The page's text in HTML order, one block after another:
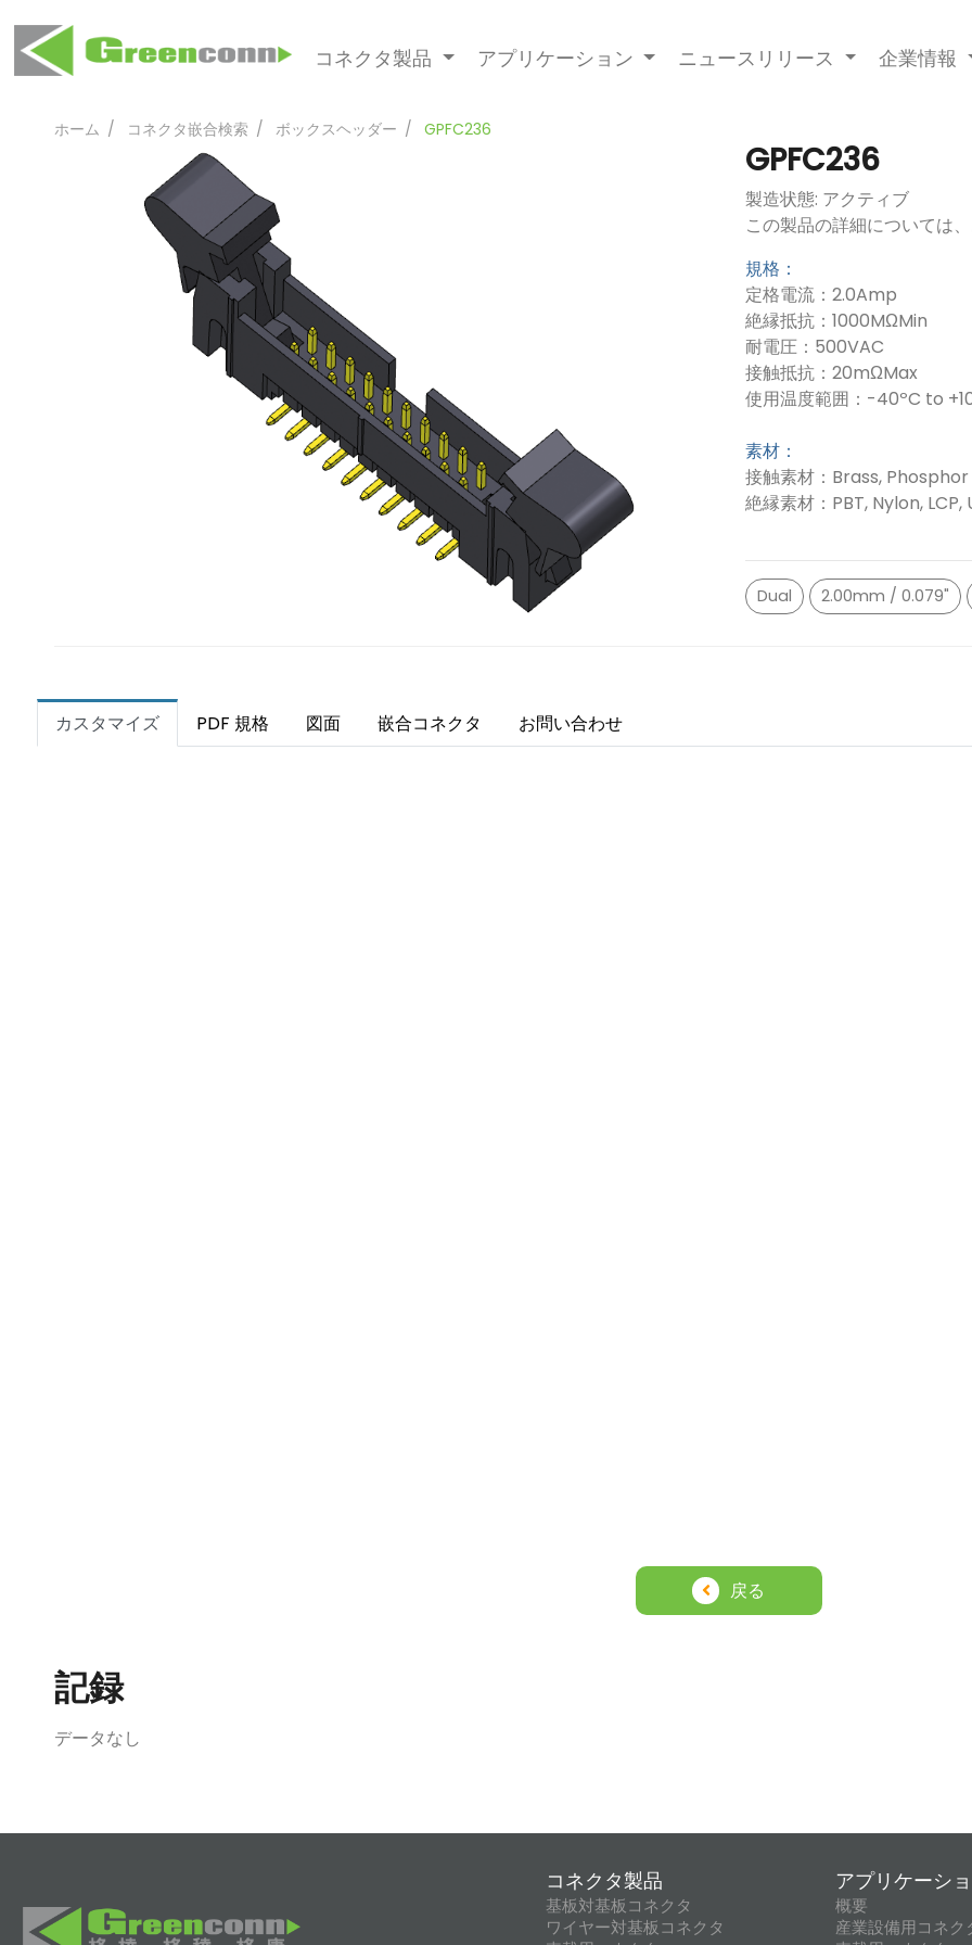
コネクタ製品 アプリケーション ニュースリリース 企業情報
ホーム コネクタ嵌合検索 ボックスヘッダー GPFC236
GPFC236
製造状態: アクティブ
この製品の詳細については
規格：
定格電流：2.0Amp
絶縁抵抗：1000MΩMin
耐電圧：500VAC
接触抵抗：20mΩMax
使用温度範囲：-40ºC to
素材：
接触素材：Brass,
絶縁素材：PBT, Nylon, LCP,
Dual 2.00mm / 0.079"
カスタマイズ PDF 規格 図面 嵌合コネクタ お問い合わせ
戻る
記録
データなし
コネクタ製品
基板対基板コネクタ
ワイヤー対基板コネクタ
アプリケーシ
概要
産業設備用コネク